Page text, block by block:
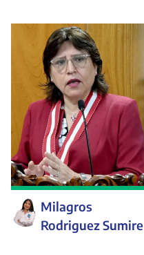
Milagros
Rodriguez Sumire